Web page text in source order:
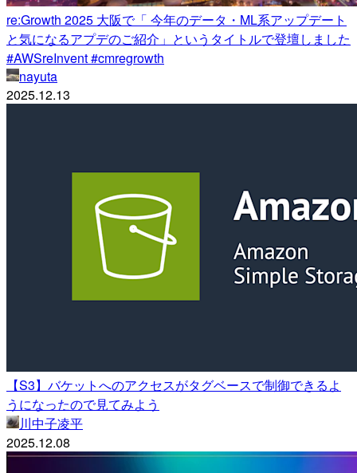
re:Growth 2025 大阪で「 今年のデータ・ML系アップデート
と気になるアプデのご紹介」というタイトルで登壇しました
#AWSreInvent #cmregrowth
nayuta
2025.12.13
【S3】バケットへのアクセスがタグベースで制御できるよ
うになったので見てみよう
川中子凌平
2025.12.08